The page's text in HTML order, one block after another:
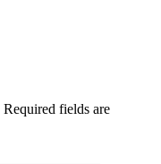
Required fields are